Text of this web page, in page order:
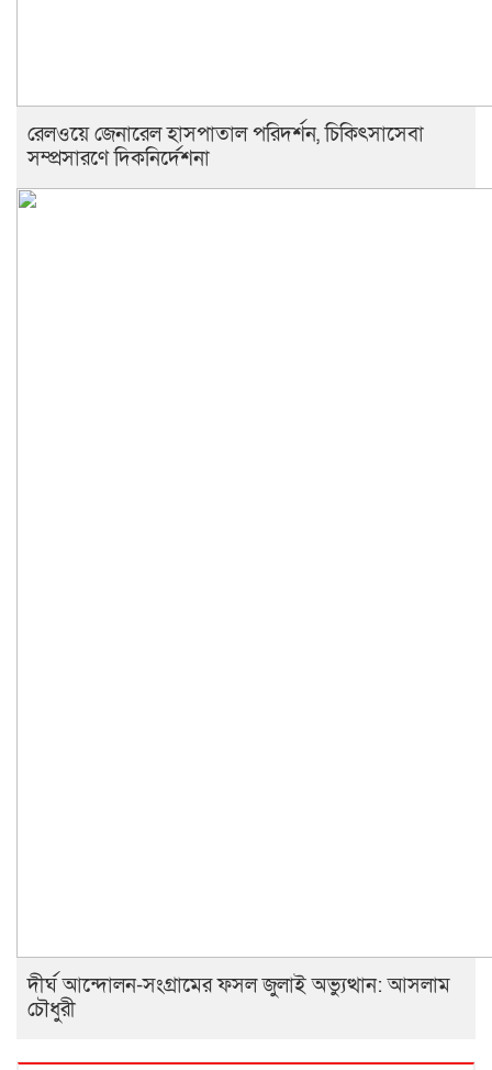
রেলওয়ে জেনারেল হাসপাতাল পরিদর্শন, চিকিৎসাসেবা
সম্প্রসারণে দিকনির্দেশনা
দীর্ঘ আন্দোলন-সংগ্রামের ফসল জুলাই অভ্যুত্থান: আসলাম
চৌধুরী